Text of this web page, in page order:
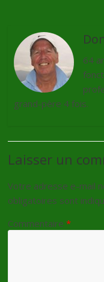
64
grand-père 4 fois.
Laisser un
Votre adresse e-mail
obligatoires sont
Commentaire*